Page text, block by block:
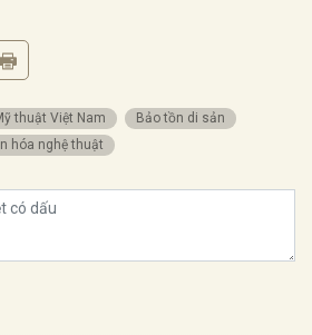
Mỹ thuật Việt Nam
Bảo tồn di sản
hóa nghệ thuật